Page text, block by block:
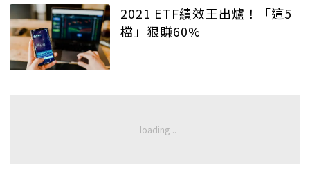
2021 ETF績效王出爐！「這5
檔」狠賺60%